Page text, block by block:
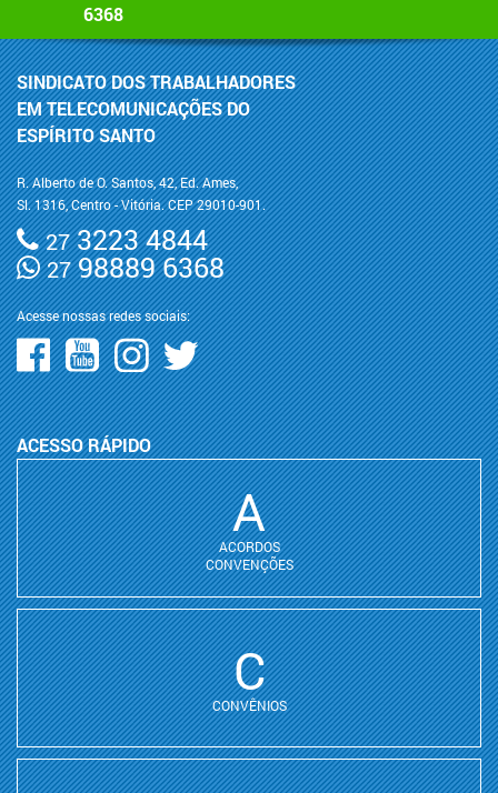
6368
SINDICATO DOS TRABALHADORES
EM TELECOMUNICAÇÕES DO
ESPÍRITO SANTO
R. Alberto de O. Santos, 42, Ed. Ames,
Sl. 1316, Centro - Vitória. CEP 29010-901.
273223 4844
2798889 6368
Acesse nossas redes sociais:
ACESSO RÁPIDO
A
ACORDOS
CONVENÇÕES
C
CONVÊNIOS